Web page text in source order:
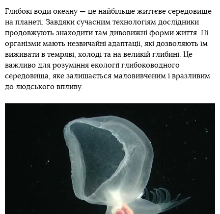
Глибокі води океану — це найбільше життєве середовище
на планеті. Завдяки сучасним технологіям дослідники
продовжують знаходити там дивовижні форми життя. Ці
організми мають незвичайні адаптації, які дозволяють їм
виживати в темряві, холоді та на великій глибині. Це
важливо для розуміння екології глибоководного
середовища, яке залишається маловивченим і вразливим
до людського впливу.